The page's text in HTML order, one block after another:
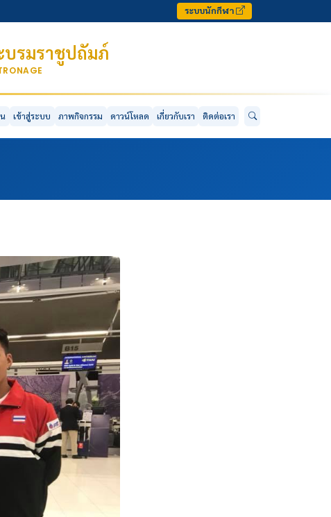
ระบบนักกีฬา
บรมราชูปถัมภ์
เข้าสู่ระบบ ภาพกิจกรรม ดาวน์โหลด เกี่ยวกับเรา ติดต่อเรา